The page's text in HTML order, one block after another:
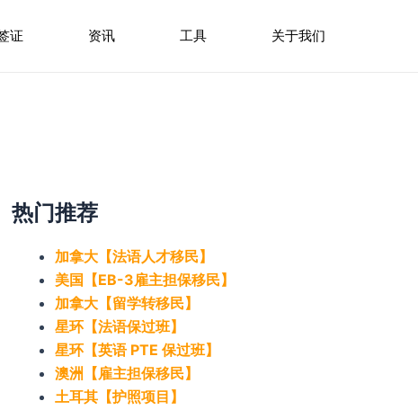
证 资讯 工具 关于我们
热门推荐
加拿大【法语人才移民】
美国【EB-3雇主担保移民】
加拿大【留学转移民】
星环【法语保过班】
星环【英语 PTE 保过班】
澳洲【雇主担保移民】
土耳其【护照项目】